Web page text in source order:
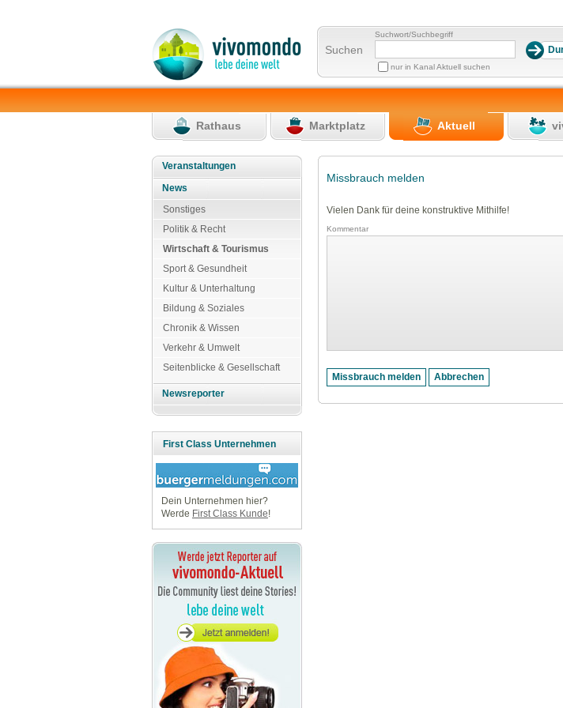
Suchen
Suchwort/Suchbegriff
nur in Kanal Aktuell suchen
Rathaus Marktplatz Aktuell
Veranstaltungen
News
Sonstiges
Politik & Recht
Wirtschaft & Tourismus
Sport & Gesundheit
Kultur & Unterhaltung
Bildung & Soziales
Chronik & Wissen
Verkehr & Umwelt
Seitenblicke & Gesellschaft
Newsreporter
First Class Unternehmen
Dein Unternehmen hier?
Werde First Class Kunde!
Missbrauch melden
Vielen Dank für deine konstruktive Mithilfe!
Kommentar